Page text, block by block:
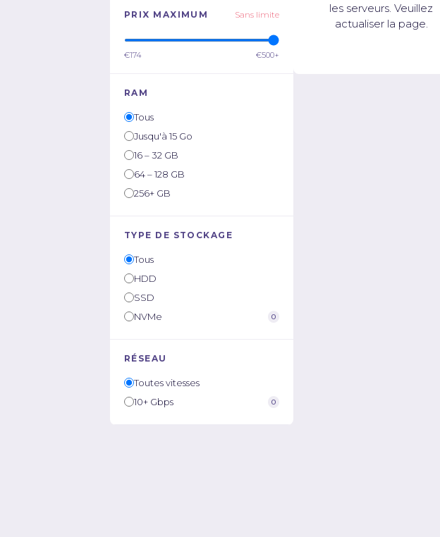
PRIX MAXIMUM Sans limite
€174 €500+
RAM
Tous
Jusqu'à 15 Go
16 – 32 GB
64 – 128 GB
256+ GB
TYPE DE STOCKAGE
Tous
HDD
SSD
NVMe
0
RÉSEAU
Toutes vitesses
10+ Gbps
0
les serveurs. Veuillez
actualiser la page.